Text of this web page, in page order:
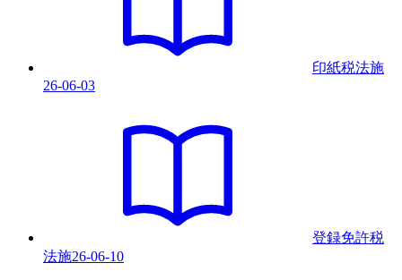
印紙税法施
26-06-03
登録免許税
法施26-06-10